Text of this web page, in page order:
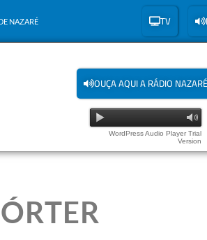
NAZARÉ TV
OUÇA AQUI A RÁDIO NAZARÉ
WordPress Audio Player Trial
Version